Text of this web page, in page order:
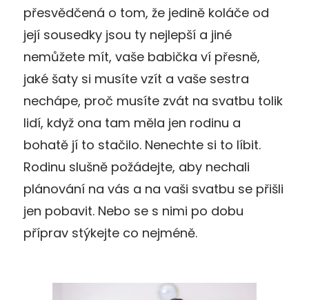
přesvědčená o tom, že jedině koláče od
její sousedky jsou ty nejlepší a jiné
nemůžete mít, vaše babička ví přesně,
jaké šaty si musíte vzít a vaše sestra
nechápe, proč musíte zvát na svatbu tolik
lidí, když ona tam měla jen rodinu a
bohatě jí to stačilo. Nenechte si to líbit.
Rodinu slušně požádejte, aby nechali
plánování na vás a na vaši svatbu se přišli
jen pobavit. Nebo se s nimi po dobu
příprav stýkejte co nejméně.